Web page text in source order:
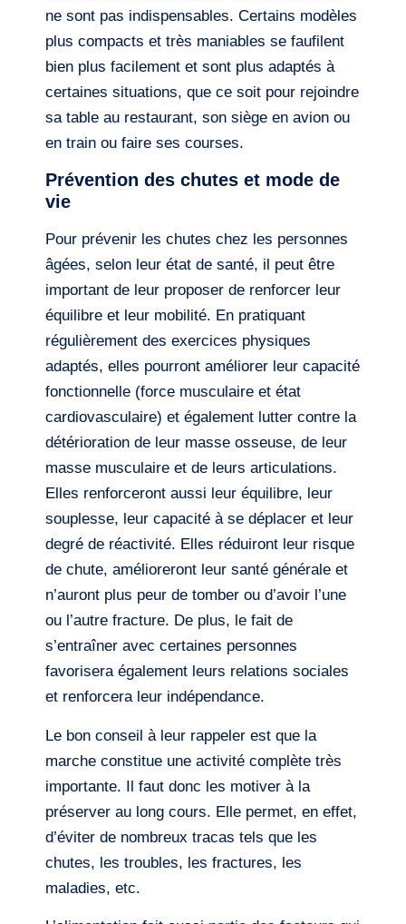
ne sont pas indispensables. Certains modèles
plus compacts et très maniables se faufilent
bien plus facilement et sont plus adaptés à
certaines situations, que ce soit pour rejoindre
sa table au restaurant, son siège en avion ou
en train ou faire ses courses.
Prévention des chutes et mode de
vie
Pour prévenir les chutes chez les personnes
âgées, selon leur état de santé, il peut être
important de leur proposer de renforcer leur
équilibre et leur mobilité. En pratiquant
régulièrement des exercices physiques
adaptés, elles pourront améliorer leur capacité
fonctionnelle (force musculaire et état
cardiovasculaire) et également lutter contre la
détérioration de leur masse osseuse, de leur
masse musculaire et de leurs articulations.
Elles renforceront aussi leur équilibre, leur
souplesse, leur capacité à se déplacer et leur
degré de réactivité. Elles réduiront leur risque
de chute, amélioreront leur santé générale et
n’auront plus peur de tomber ou d’avoir l’une
ou l’autre fracture. De plus, le fait de
s’entraîner avec certaines personnes
favorisera également leurs relations sociales
et renforcera leur indépendance.
Le bon conseil à leur rappeler est que la
marche constitue une activité complète très
importante. Il faut donc les motiver à la
préserver au long cours. Elle permet, en effet,
d’éviter de nombreux tracas tels que les
chutes, les troubles, les fractures, les
maladies, etc.